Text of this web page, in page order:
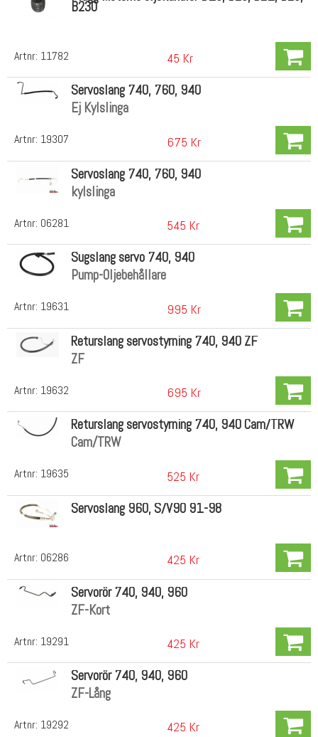
Artnr: 11782
B230
45 Kr
Artnr: 19307
Servoslang 740, 760, 940
Ej Kylslinga
675 Kr
Artnr: 06281
Servoslang 740, 760, 940
kylslinga
545 Kr
Artnr: 19631
Sugslang servo 740, 940
Pump-Oljebehållare
995 Kr
Artnr: 19632
Returslang servostyrning 740, 940 ZF
ZF
695 Kr
Artnr: 19635
Returslang servostyrning 740, 940 Cam/TRW
Cam/TRW
525 Kr
Artnr: 06286
Servoslang 960, S/V90 91-98
425 Kr
Artnr: 19291
Servorör 740, 940, 960
ZF-Kort
425 Kr
Artnr: 19292
Servorör 740, 940, 960
ZF-Lång
425 Kr